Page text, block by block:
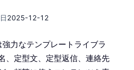
2025-12-12
力なテンプレートライブラ
、定型文、定型返信、連絡先